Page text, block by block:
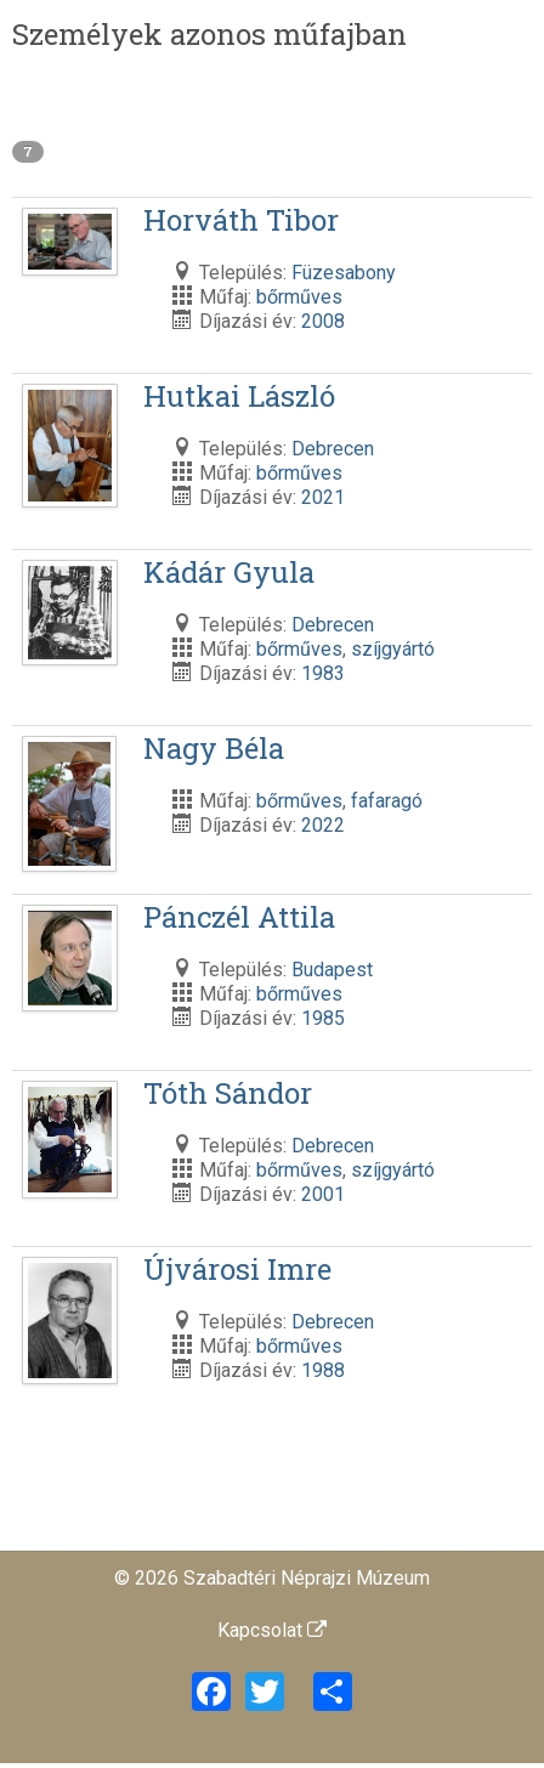
Személyek azonos műfajban
7
Horváth Tibor
Település: Füzesabony
Műfaj: bőrműves
Díjazási év: 2008
Hutkai László
Település: Debrecen
Műfaj: bőrműves
Díjazási év: 2021
Kádár Gyula
Település: Debrecen
Műfaj: bőrműves, szíjgyártó
Díjazási év: 1983
Nagy Béla
Műfaj: bőrműves, fafaragó
Díjazási év: 2022
Pánczél Attila
Település: Budapest
Műfaj: bőrműves
Díjazási év: 1985
Tóth Sándor
Település: Debrecen
Műfaj: bőrműves, szíjgyártó
Díjazási év: 2001
Újvárosi Imre
Település: Debrecen
Műfaj: bőrműves
Díjazási év: 1988
© 2026 Szabadtéri Néprajzi Múzeum
Kapcsolat
Facebook
Twitter